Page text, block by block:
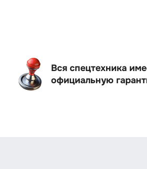
Вся спецтехника
официальную